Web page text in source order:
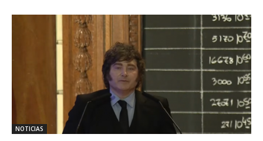
NOTICIAS